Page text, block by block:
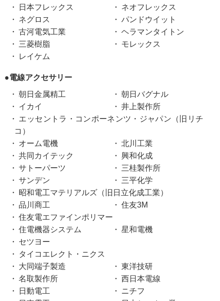
日本フレックス
ネオフレックス
ネグロス
パンドウイット
古河電気工業
ヘラマンタイトン
三菱樹脂
モレックス
レイケム
●電線アクセサリー
朝日金属精工
朝日バグナル
イカイ
井上製作所
エッセントラ・コンポーネンツ・ジャパン（旧リチ
コ）
オーム電機
北川工業
共同カイテック
興和化成
サトーパーツ
三桂製作所
サンデン
三平化学
昭和電工マテリアルズ（旧日立化成工業）
品川商工
住友3M
住友電エファインポリマー
住電機器システム
星和電機
セツヨー
タイコエレクト・ニクス
大同端子製造
東洋技研
名取製作所
西日本電線
日動電工
ニチフ